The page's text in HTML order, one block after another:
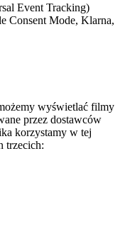
Event Tracking)
Consent Mode, Klarna,
wyświetlać filmy
przez dostawców
korzystamy w tej
trzecich: